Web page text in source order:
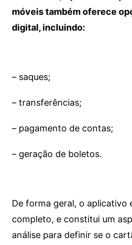
móveis também oferece
digital, incluindo:
– saques;
– transferências;
– pagamento de contas;
– geração de boletos.
De forma geral, o aplicativo
completo, e constitui um
análise para definir se o